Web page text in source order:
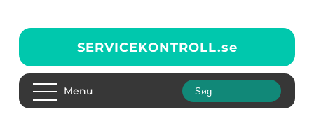
SERVICEKONTROLL.se
Menu